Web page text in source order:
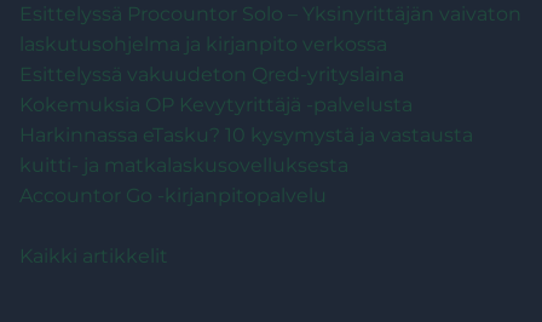
Esittelyssä Procountor Solo – Yksinyrittäjän vaivaton
laskutusohjelma ja kirjanpito verkossa
Esittelyssä vakuudeton Qred-yrityslaina
Kokemuksia OP Kevytyrittäjä -palvelusta
Harkinnassa eTasku? 10 kysymystä ja vastausta
kuitti- ja matkalaskusovelluksesta
Accountor Go -kirjanpitopalvelu
Kaikki artikkelit